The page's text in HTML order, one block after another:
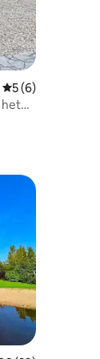
Gemiddelde
5 (6)
het